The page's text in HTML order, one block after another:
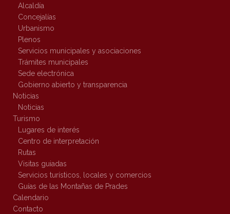
Alcaldía
Concejalías
Urbanismo
Plenos
Servicios municipales y asociaciones
Trámites municipales
Sede electrónica
Gobierno abierto y transparencia
Noticias
Noticias
Turismo
Lugares de interés
Centro de interpretación
Rutas
Visitas guiadas
Servicios turísticos, locales y comercios
Guías de las Montañas de Prades
Calendario
Contacto